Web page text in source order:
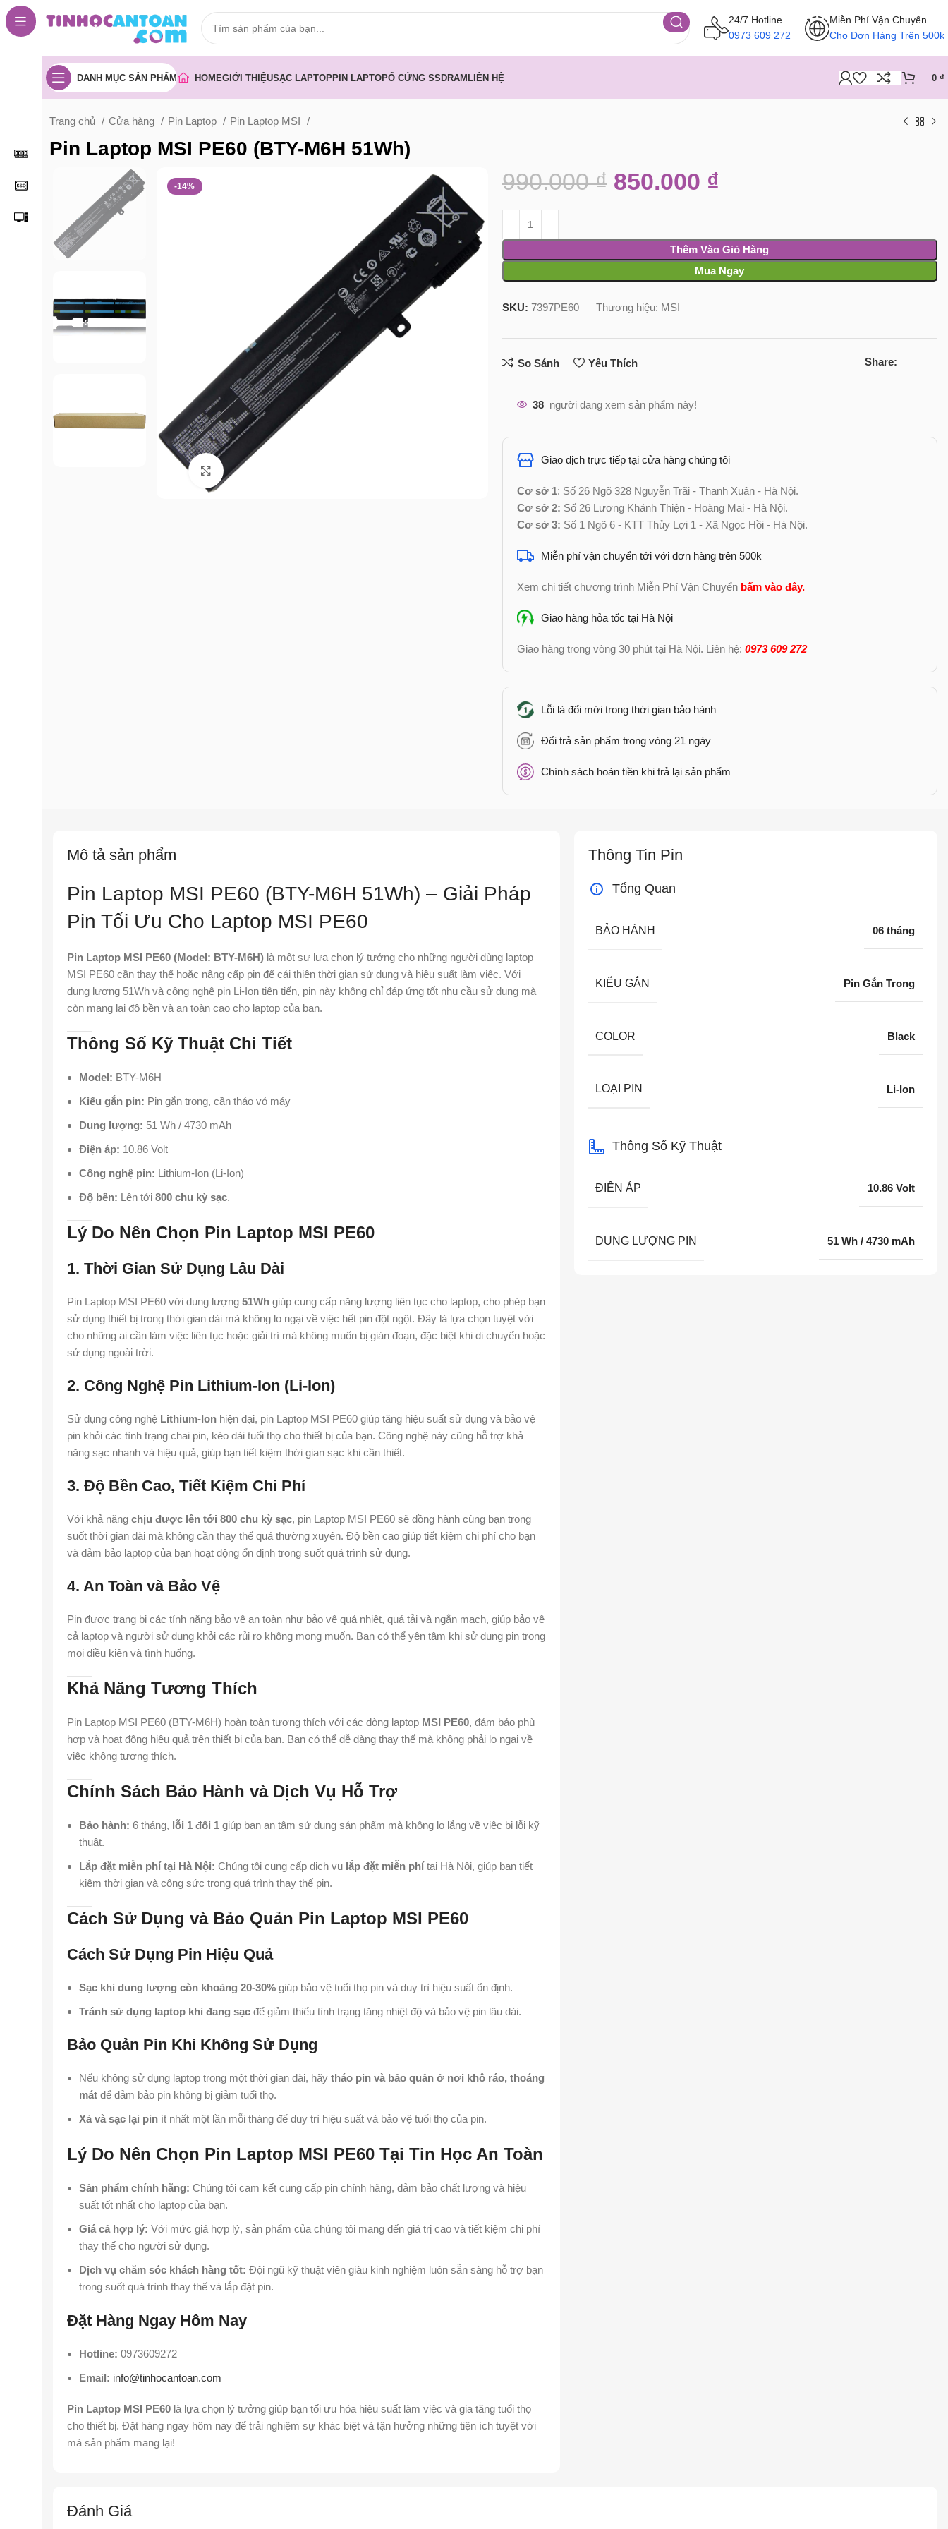
24/7 Hotline
0973 609 272
Miễn Phí Vận Chuyển
Cho Đơn Hàng Trên 500k
DANH MỤC SẢN PHẨM HOMEGIỚI THIỆUSẠC LAPTOPPIN LAPTOPỔ CỨNG SSDRAMLIÊN HỆ 0 ₫
Trang chủ Cửa hàng Pin Laptop Pin Laptop MSI
Pin Laptop MSI PE60 (BTY-M6H 51Wh)
-14%
Click to enlarge
990.000₫ 850.000 ₫
Thêm Vào Giỏ Hàng
Mua Ngay
SKU: 7397PE60 Thương hiệu: MSI
So Sánh Yêu Thích Share:
38 người đang xem sản phẩm này!
Giao dịch trực tiếp tại cửa hàng chúng tôi
Cơ sở 1: Số 26 Ngõ 328 Nguyễn Trãi - Thanh Xuân - Hà Nội.
Cơ sở 2: Số 26 Lương Khánh Thiện - Hoàng Mai - Hà Nội.
Cơ sở 3: Số 1 Ngõ 6 - KTT Thủy Lợi 1 - Xã Ngọc Hồi - Hà Nội.
Miễn phí vận chuyển tới với đơn hàng trên 500k
Xem chi tiết chương trình Miễn Phí Vận Chuyển bấm vào đây.
Giao hàng hỏa tốc tại Hà Nội
Giao hàng trong vòng 30 phút tại Hà Nội. Liên hệ: 0973 609 272
Lỗi là đổi mới trong thời gian bảo hành
Đổi trả sản phẩm trong vòng 21 ngày
Chính sách hoàn tiền khi trả lại sản phẩm
Mô tả sản phẩm
Pin Laptop MSI PE60 (BTY-M6H 51Wh) – Giải Pháp
Pin Tối Ưu Cho Laptop MSI PE60
Pin Laptop MSI PE60 (Model: BTY-M6H) là một sự lựa chọn lý tưởng cho những người dùng laptop
MSI PE60 cần thay thế hoặc nâng cấp pin để cải thiện thời gian sử dụng và hiệu suất làm việc. Với
dung lượng 51Wh và công nghệ pin Li-Ion tiên tiến, pin này không chỉ đáp ứng tốt nhu cầu sử dụng mà
còn mang lại độ bền và an toàn cao cho laptop của bạn.
Thông Số Kỹ Thuật Chi Tiết
Model: BTY-M6H
Kiểu gắn pin: Pin gắn trong, cần tháo vỏ máy
Dung lượng: 51 Wh / 4730 mAh
Điện áp: 10.86 Volt
Công nghệ pin: Lithium-Ion (Li-Ion)
Độ bền: Lên tới 800 chu kỳ sạc.
Lý Do Nên Chọn Pin Laptop MSI PE60
1. Thời Gian Sử Dụng Lâu Dài
Pin Laptop MSI PE60 với dung lượng 51Wh giúp cung cấp năng lượng liên tục cho laptop, cho phép bạn
sử dụng thiết bị trong thời gian dài mà không lo ngại về việc hết pin đột ngột. Đây là lựa chọn tuyệt vời
cho những ai cần làm việc liên tục hoặc giải trí mà không muốn bị gián đoạn, đặc biệt khi di chuyển hoặc
sử dụng ngoài trời.
2. Công Nghệ Pin Lithium-Ion (Li-Ion)
Sử dụng công nghệ Lithium-Ion hiện đại, pin Laptop MSI PE60 giúp tăng hiệu suất sử dụng và bảo vệ
pin khỏi các tình trạng chai pin, kéo dài tuổi thọ cho thiết bị của bạn. Công nghệ này cũng hỗ trợ khả
năng sạc nhanh và hiệu quả, giúp bạn tiết kiệm thời gian sạc khi cần thiết.
3. Độ Bền Cao, Tiết Kiệm Chi Phí
Với khả năng chịu được lên tới 800 chu kỳ sạc, pin Laptop MSI PE60 sẽ đồng hành cùng bạn trong
suốt thời gian dài mà không cần thay thế quá thường xuyên. Độ bền cao giúp tiết kiệm chi phí cho bạn
và đảm bảo laptop của bạn hoạt động ổn định trong suốt quá trình sử dụng.
4. An Toàn và Bảo Vệ
Pin được trang bị các tính năng bảo vệ an toàn như bảo vệ quá nhiệt, quá tải và ngắn mạch, giúp bảo vệ
cả laptop và người sử dụng khỏi các rủi ro không mong muốn. Bạn có thể yên tâm khi sử dụng pin trong
mọi điều kiện và tình huống.
Khả Năng Tương Thích
Pin Laptop MSI PE60 (BTY-M6H) hoàn toàn tương thích với các dòng laptop MSI PE60, đảm bảo phù
hợp và hoạt động hiệu quả trên thiết bị của bạn. Bạn có thể dễ dàng thay thế mà không phải lo ngại về
việc không tương thích.
Chính Sách Bảo Hành và Dịch Vụ Hỗ Trợ
Bảo hành: 6 tháng, lỗi 1 đổi 1 giúp bạn an tâm sử dụng sản phẩm mà không lo lắng về việc bị lỗi kỹ
thuật.
Lắp đặt miễn phí tại Hà Nội: Chúng tôi cung cấp dịch vụ lắp đặt miễn phítại Hà Nội, giúp bạn tiết
kiệm thời gian và công sức trong quá trình thay thế pin.
Cách Sử Dụng và Bảo Quản Pin Laptop MSI PE60
Cách Sử Dụng Pin Hiệu Quả
Sạc khi dung lượng còn khoảng 20-30% giúp bảo vệ tuổi thọ pin và duy trì hiệu suất ổn định.
Tránh sử dụng laptop khi đang sạc để giảm thiểu tình trạng tăng nhiệt độ và bảo vệ pin lâu dài.
Bảo Quản Pin Khi Không Sử Dụng
Nếu không sử dụng laptop trong một thời gian dài, hãy tháo pin và bảo quản ở nơi khô ráo, thoáng
mát để đảm bảo pin không bị giảm tuổi thọ.
Xả và sạc lại pin ít nhất một lần mỗi tháng để duy trì hiệu suất và bảo vệ tuổi thọ của pin.
Lý Do Nên Chọn Pin Laptop MSI PE60 Tại Tin Học An Toàn
Sản phẩm chính hãng: Chúng tôi cam kết cung cấp pin chính hãng, đảm bảo chất lượng và hiệu
suất tốt nhất cho laptop của bạn.
Giá cả hợp lý: Với mức giá hợp lý, sản phẩm của chúng tôi mang đến giá trị cao và tiết kiệm chi phí
thay thế cho người sử dụng.
Dịch vụ chăm sóc khách hàng tốt: Đội ngũ kỹ thuật viên giàu kinh nghiệm luôn sẵn sàng hỗ trợ bạn
trong suốt quá trình thay thế và lắp đặt pin.
Đặt Hàng Ngay Hôm Nay
Hotline: 0973609272
Email: info@tinhocantoan.com
Pin Laptop MSI PE60 là lựa chọn lý tưởng giúp bạn tối ưu hóa hiệu suất làm việc và gia tăng tuổi thọ
cho thiết bị. Đặt hàng ngay hôm nay để trải nghiệm sự khác biệt và tận hưởng những tiện ích tuyệt vời
mà sản phẩm mang lại!
Thông Tin Pin
Tổng Quan
BẢO HÀNH 06 tháng
KIỂU GẮN Pin Gắn Trong
COLOR Black
LOẠI PIN Li-Ion
Thông Số Kỹ Thuật
ĐIỆN ÁP 10.86 Volt
DUNG LƯỢNG PIN 51 Wh / 4730 mAh
Đánh Giá